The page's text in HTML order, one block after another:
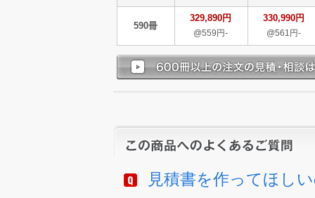
590冊
329,890円
@559円-
330,990円
@561円-
見積書を作ってほし